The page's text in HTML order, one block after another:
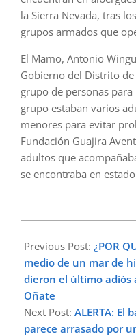
la Sierra Nevada, tras
grupos armados que
El Mamo, Antonio
Gobierno del Distrito
grupo de personas para
grupo estaban varios
menores para evitar
Fundación Guajira
adultos que
se encontraba en
04-
21
Previous Post: ¿POR
medio de un mar de
dieron el último adiós
Oñate
Next Post: ALERTA: El
parece arrasado por